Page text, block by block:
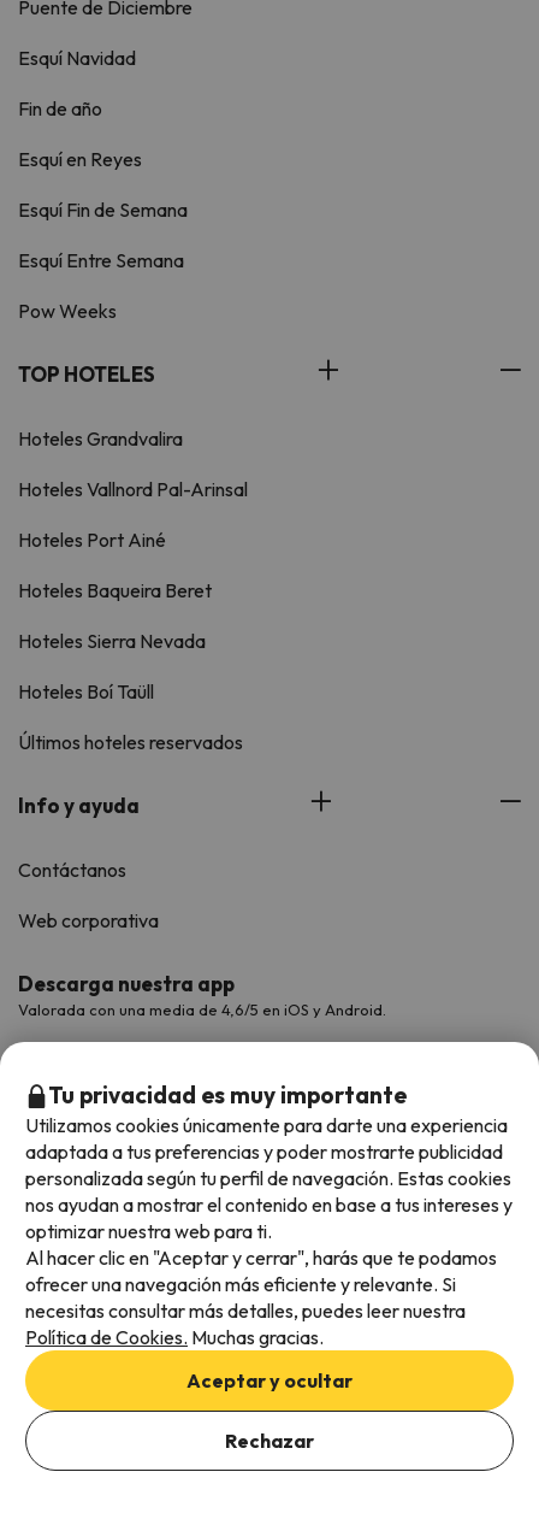
Ver ofertas
Puente de Diciembre
Esquí Navidad
Fin de año
Esquí en Reyes
Esquí Fin de Semana
Esquí Entre Semana
Pow Weeks
TOP HOTELES
Hoteles Grandvalira
Hoteles Vallnord Pal-Arinsal
Hoteles Port Ainé
Hoteles Baqueira Beret
Hoteles Sierra Nevada
Hoteles Boí Taüll
Últimos hoteles reservados
Info y ayuda
Contáctanos
Web corporativa
Descarga nuestra app
Valorada con una media de 4,6/5 en iOS y Android.
Métodos de pago disponibles
Condiciones generales
Privacidad de datos
Política de cookies
Tu privacidad es muy importante
Utilizamos cookies únicamente para darte una experiencia
adaptada a tus preferencias y poder mostrarte publicidad
personalizada según tu perfil de navegación. Estas cookies
nos ayudan a mostrar el contenido en base a tus intereses y
optimizar nuestra web para ti.
Al hacer clic en "Aceptar y cerrar", harás que te podamos
ofrecer una navegación más eficiente y relevante. Si
necesitas consultar más detalles, puedes leer nuestra
Política de Cookies. Muchas gracias.
Aceptar y ocultar
Rechazar